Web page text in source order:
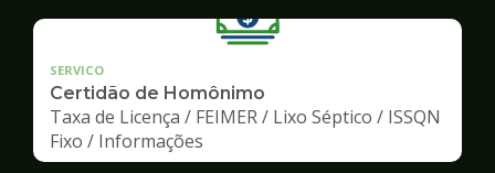
SERVICO
Certidão de Homônimo
Taxa de Licença / FEIMER / Lixo Séptico / ISSQN
Fixo / Informações